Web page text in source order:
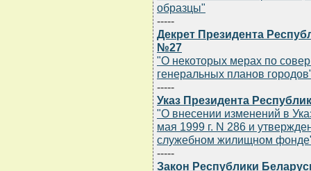
образцы"
-----
Декрет Президента
№27
"О некоторых мерах по
генеральных планов
-----
Указ Президента
"О внесении изменений в
мая 1999 г. N 286 и
служебном жилищном
-----
Закон Республики